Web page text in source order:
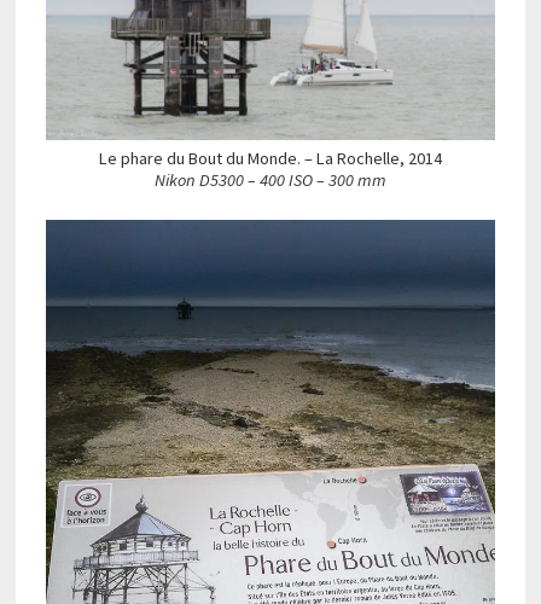
Le phare du Bout du Monde. – La Rochelle, 2014
Nikon D5300 – 400 ISO – 300 mm